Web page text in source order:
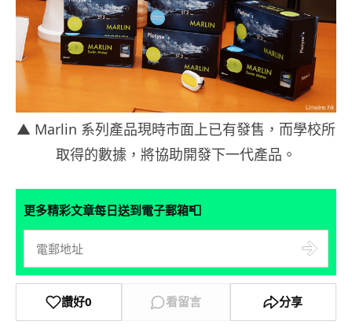
▲ Marlin 系列產品現時市面上已有發售，而學校所
取得的數據，將協助開發下一代產品。
更多精彩文章每日送到電子郵箱📮
讚好0 看留言 分享